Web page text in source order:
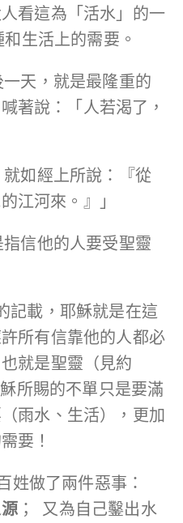
看這為「活水」的一
生活上的需要。
天，就是最隆重的
著說：「人若渴了，
如經上所說：『從
江河來。』」
信他的人要受聖靈
記載，耶穌就是在這
所有信靠他的人都必
就是聖靈（見約
所賜的不單只是要滿
雨水、生活），更加
要！
做了兩件惡事：
； 又為自己鑿出水